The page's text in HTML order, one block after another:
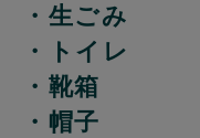
・生ごみ
・トイレ
・靴箱
・帽子